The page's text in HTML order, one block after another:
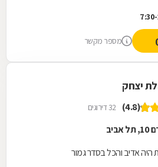
מהיר. מומלץ מאוד
מספר מקשר
יצחק
(4.8) 32 דירוגים
היה אדיב והכל בסדר גמור